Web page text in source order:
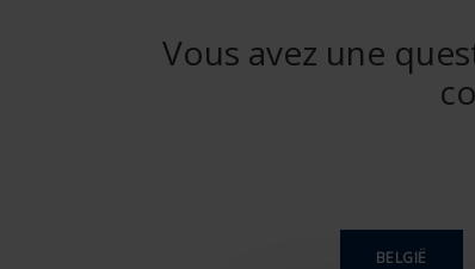
Vous avez une
BELGIË